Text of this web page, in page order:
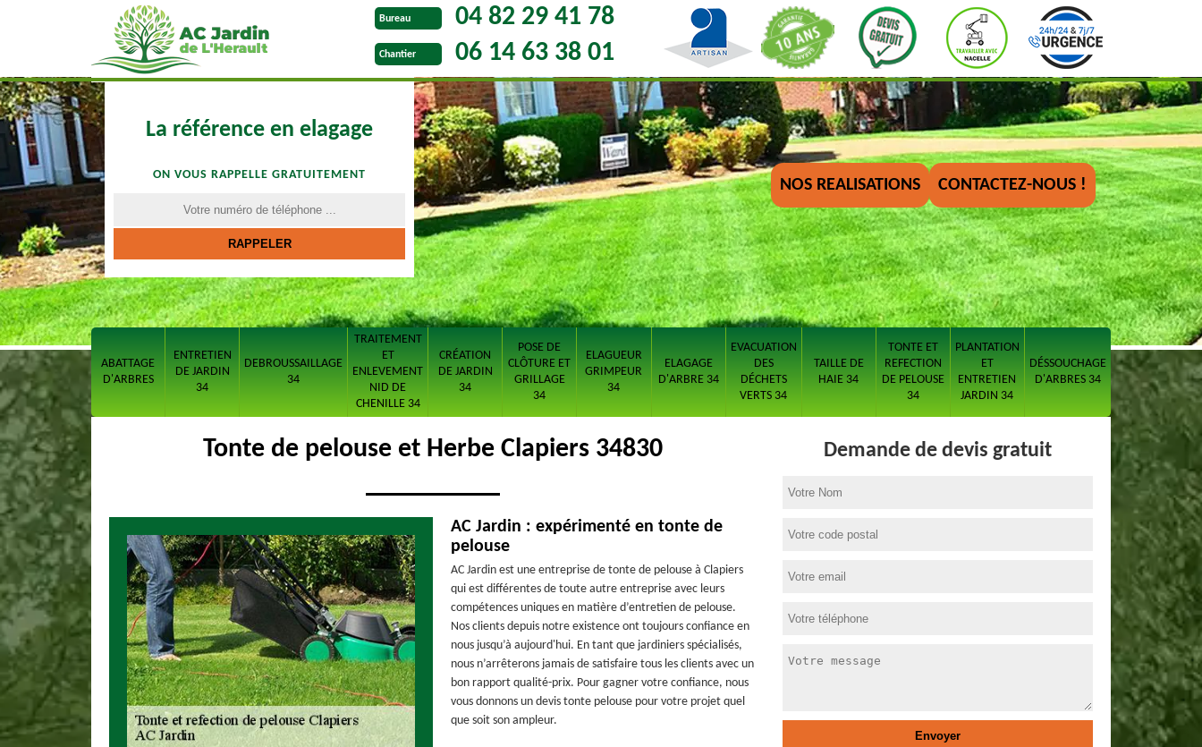
Bureau 04 82 29 41 78
Chantier 06 14 63 38 01
La référence en elagage
ON VOUS RAPPELLE GRATUITEMENT
NOS REALISATIONS CONTACTEZ-NOUS !
ABATTAGE
D'ARBRES
ENTRETIEN
DE JARDIN
34
DEBROUSSAILLAGE
34
TRAITEMENT
ET
ENLEVEMENT
NID DE
CHENILLE 34
CRÉATION
DE JARDIN
34
POSE DE
CLÔTURE ET
GRILLAGE
34
ELAGUEUR
GRIMPEUR
34
ELAGAGE
D'ARBRE 34
EVACUATION
DES
DÉCHETS
VERTS 34
TAILLE DE
HAIE 34
TONTE ET
REFECTION
DE PELOUSE
34
PLANTATION
ET
ENTRETIEN
JARDIN 34
DÉSSOUCHAGE
D'ARBRES 34
Tonte de pelouse et Herbe Clapiers 34830
AC Jardin : expérimenté en tonte de
pelouse
AC Jardin est une entreprise de tonte de pelouse à Clapiers
qui est différentes de toute autre entreprise avec leurs
compétences uniques en matière d’entretien de pelouse.
Nos clients depuis notre existence ont toujours confiance en
nous jusqu’à aujourd'hui. En tant que jardiniers spécialisés,
nous n’arrêterons jamais de satisfaire tous les clients avec un
bon rapport qualité-prix. Pour gagner votre confiance, nous
vous donnons un devis tonte pelouse pour votre projet quel
que soit son ampleur.
Demande de devis gratuit